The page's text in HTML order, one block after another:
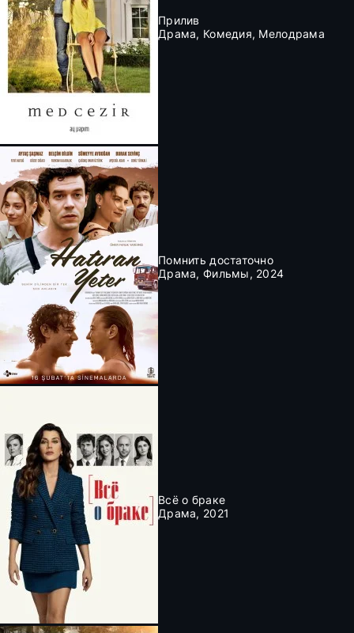
Прилив
Драма, Комедия, Мелодрама
Помнить достаточно
Драма, Фильмы, 2024
Всё о браке
Драма, 2021